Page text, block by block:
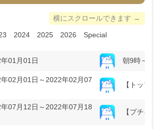
横にスクロールできます →
2024 2025 2026 Special
01月01日 朝9時～活
02月01日～2022年02月07
【トップ
07月12日～2022年07月18
【プチギ